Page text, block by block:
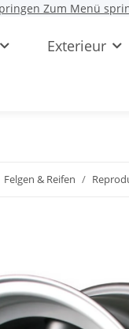
Zum Menü
Exterieur
Felgen & Reifen